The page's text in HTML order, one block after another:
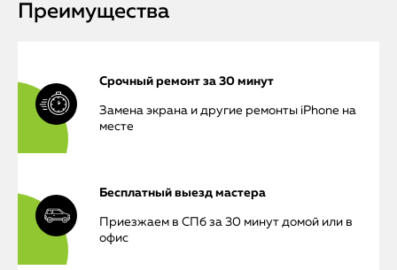
Преимущества
Срочный ремонт за 30 минут
Замена экрана и другие ремонты iPhone на
месте
Бесплатный выезд мастера
Приезжаем в СПб за 30 минут домой или в
офис